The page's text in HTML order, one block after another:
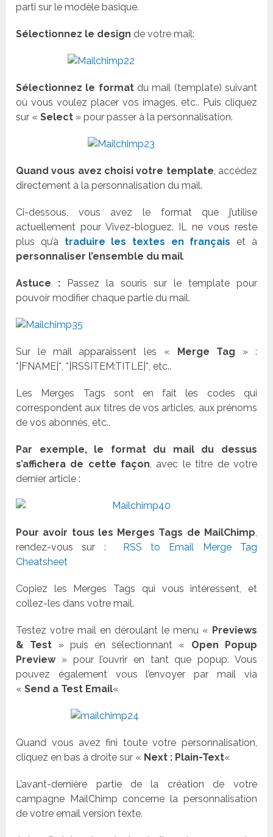
parti sur le modèle basique.
Sélectionnez le design de votre mail:
Sélectionnez le formatdu mail (template) suivant
où vous voulez placer vos images, etc.. Puis cliquez
sur «Select » pour passer à la personnalisation.
Quand vous avez choisi votre template, accédez
directement à la personnalisation du mail.
Ci-dessous, vous avez le format que j’utilise
actuellement pour Vivez-bloguez. IL ne vous reste
plus qu’à traduire les textes en français et à
personnaliser l’ensemble du mail.
Astuce : Passez la souris sur le template pour
pouvoir modifier chaque partie du mail.
Sur le mail apparaîssent les « Merge Tag » :
*|FNAME|*, *|RSSITEM:TITLE|*, etc..
Les Merges Tags sont en fait les codes qui
correspondent aux titres de vos articles, aux prénoms
de vos abonnés, etc..
Par exemple, le format du mail du dessus
s’affichera de cette façon, avec le titre de votre
dernier article :
Pour avoir tous les Merges Tags de MailChimp,
rendez-vous sur : RSS to Email Merge Tag
Cheatsheet
Copiez les Merges Tags qui vous intéressent, et
collez-les dans votre mail.
Testez votre mail en déroulant le menu « Previews
& Test » puis en sélectionnant « Open Popup
Preview» pour l’ouvrir en tant que popup. Vous
pouvez également vous l’envoyer par mail via
«Send a Test Email«
Quand vous avez fini toute votre personnalisation,
cliquez en bas à droite sur « Next : Plain-Text«
L’avant-dernière partie de la création de votre
campagne MailChimp concerne la personnalisation
de votre email version texte.